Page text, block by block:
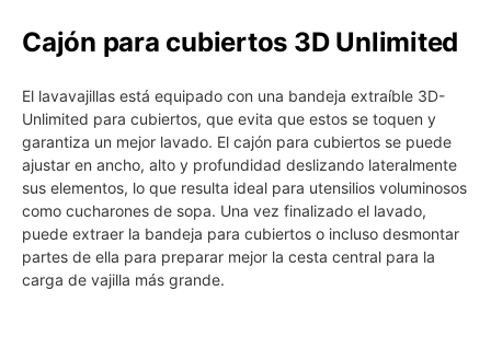
Cajón para cubiertos 3D Unlimited
El lavavajillas está equipado con una bandeja extraíble 3D-
Unlimited para cubiertos, que evita que estos se toquen y
garantiza un mejor lavado. El cajón para cubiertos se puede
ajustar en ancho, alto y profundidad deslizando lateralmente
sus elementos, lo que resulta ideal para utensilios voluminosos
como cucharones de sopa. Una vez finalizado el lavado,
puede extraer la bandeja para cubiertos o incluso desmontar
partes de ella para preparar mejor la cesta central para la
carga de vajilla más grande.